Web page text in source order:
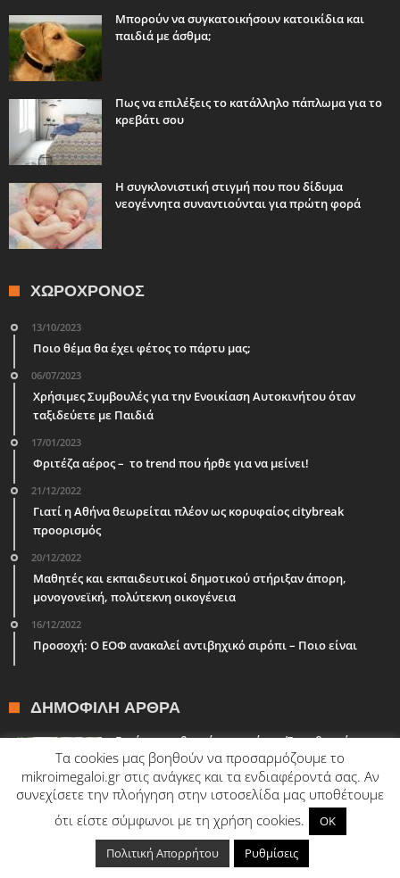
Μπορούν να συγκατοικήσουν κατοικίδια και
παιδιά με άσθμα;
Πως να επιλέξεις το κατάλληλο πάπλωμα για το
κρεβάτι σου
Η συγκλονιστική στιγμή που που δίδυμα
νεογέννητα συναντιούνται για πρώτη φορά
ΧΩΡΟΧΡΌΝΟΣ
13/10/2023
Ποιο θέμα θα έχει φέτος το πάρτυ μας;
06/07/2023
Χρήσιμες Συμβουλές για την Ενοικίαση Αυτοκινήτου όταν
ταξιδεύετε με Παιδιά
17/01/2023
Φριτέζα αέρος – το trend που ήρθε για να μείνει!
21/12/2022
Γιατί η Αθήνα θεωρείται πλέον ως κορυφαίος citybreak
προορισμός
20/12/2022
Μαθητές και εκπαιδευτικοί δημοτικού στήριξαν άπορη,
μονογονεϊκή, πολύτεκνη οικογένεια
16/12/2022
Προσοχή: Ο ΕΟΦ ανακαλεί αντιβηχικό σιρόπι – Ποιο είναι
ΔΗΜΟΦΙΛΉ ΆΡΘΡΑ
Εκτάκια υιοθετούν πρωτάκια: Ένας θεσμός που
κάνει τη ζωή στο σχολείο πιο όμορφη
«Ένα δέντρο μια φορά» του Ευγένιου Τριβιζά (Η
ταινία)
Τα cookies μας βοηθούν να προσαρμόζουμε το
mikroimegaloi.gr στις ανάγκες και τα ενδιαφέροντά σας. Αν
συνεχίσετε την πλοήγηση στην ιστοσελίδα μας υποθέτουμε
ότι είστε σύμφωνοι με τη χρήση cookies.
OK
Πολιτική Απορρήτου
Ρυθμίσεις